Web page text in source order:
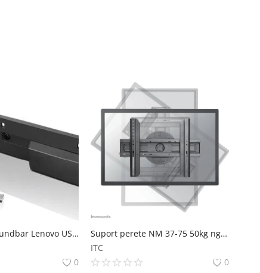
Lenovo USB Soundbar Lenovo USB Soundbar Lenovo
0
Suport perete NM 37-75 50kg ng Suport perete NM 37`-75` 50kg ng NEOMOUNTS
ITC
0